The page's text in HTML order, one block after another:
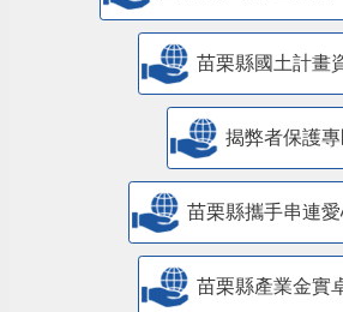
苗栗縣國土計畫
揭弊者保護專
苗栗縣攜手串連
苗栗縣產業金實